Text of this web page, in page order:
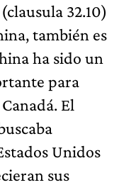
32.10)
también es
ha sido un
para
El
Unidos
sus